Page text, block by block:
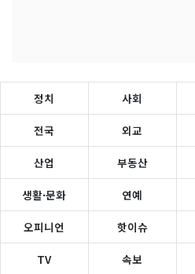
정치 사회
전국 외교
산업 부동산
생활·문화 연예
오피니언 핫이슈
TV 속보